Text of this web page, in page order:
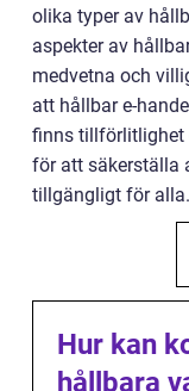
olika typer av
aspekter av
medvetna och
att hållbar e-
finns tillförlitlighet
för att säkerställa
tillgängligt för alla.
Hur kan
hållbara